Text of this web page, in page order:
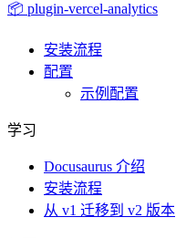
📦 plugin-vercel-analytics
安装流程
配置
示例配置
学习
Docusaurus 介绍
安装流程
从 v1 迁移到 v2 版本